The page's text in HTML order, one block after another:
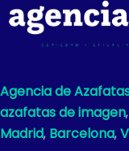
Agencia de
azafatas de imagen,
Madrid, Barcelona,